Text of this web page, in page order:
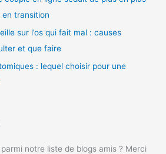
transition
sur l’os qui fait mal : causes
et que faire
: lequel choisir pour une
notre liste de blogs amis ? Merci